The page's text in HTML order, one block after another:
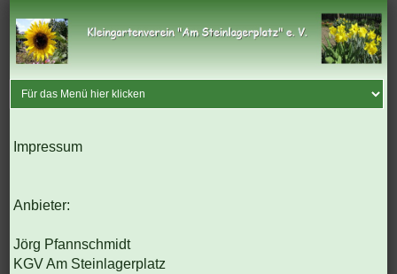
Impressum
Anbieter:
Jörg Pfannschmidt
KGV Am Steinlagerplatz